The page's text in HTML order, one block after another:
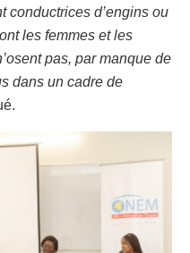
conductrices d’engins ou
les femmes et les
pas, par manque de
dans un cadre de